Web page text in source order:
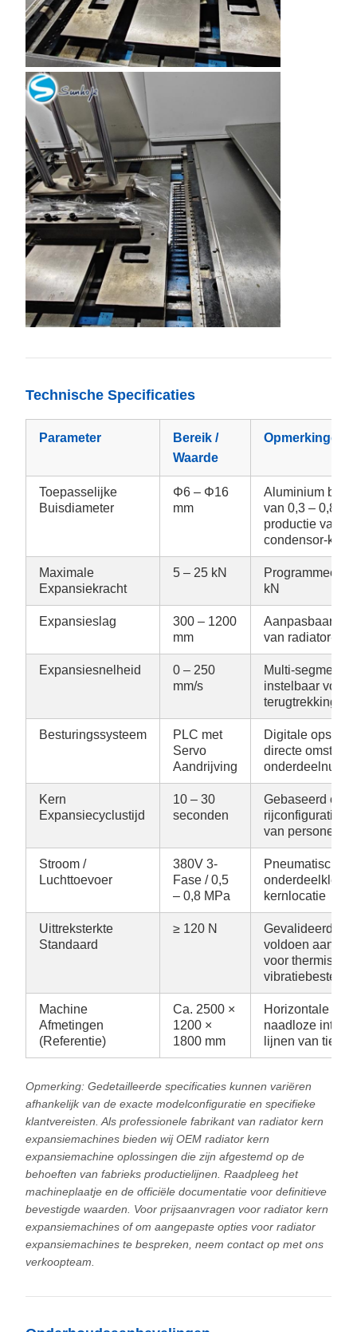
Technische Specificaties
Parameter
Bereik /
Waarde
Opmerkingen
Toepasselijke
Buisdiameter
Φ6 – Φ16
mm
Aluminium
van 0,3 – 0,8
productie van
condensor-
Maximale
Expansiekracht
5 – 25 kN
kN
Expansieslag
300 – 1200
mm
Aanpasbaar
van radiator- en
Expansiesnelheid
0 – 250
mm/s
Multi-segment
instelbaar voor
terugtrekking
Besturingssysteem
PLC met
Servo
Aandrijving
Digitale opslag
directe
Kern
Expansiecyclustijd
10 – 30
seconden
Gebaseerd op
rijconfiguratie,
van personen-
Stroom /
Luchttoevoer
380V 3-
Fase / 0,5
– 0,8 MPa
Pneumatische
kernlocatie
Uittreksterkte
Standaard
≥ 120 N
Gevalideerde
voldoen aan
voor thermische
Machine
Afmetingen
(Referentie)
Ca. 2500 ×
1200 ×
1800 mm
Horizontale
naadloze
lijnen van tier-
Opmerking: Gedetailleerde specificaties kunnen variëren
afhankelijk van de exacte modelconfiguratie en specifieke
klantvereisten. Als professionele fabrikant van radiator kern
expansiemachines bieden wij OEM radiator kern
expansiemachine oplossingen die zijn afgestemd op de
behoeften van fabrieks productielijnen. Raadpleeg het
machineplaatje en de officiële documentatie voor definitieve
bevestigde waarden. Voor prijsaanvragen voor radiator kern
expansiemachines of om aangepaste opties voor radiator
expansiemachines te bespreken, neem contact op met ons
verkoopteam.